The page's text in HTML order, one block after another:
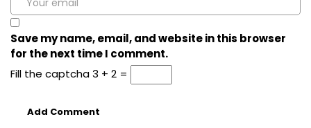
Save my name, email, and website in this browser
for the next time I comment.
Fill the captcha3 + 2 =